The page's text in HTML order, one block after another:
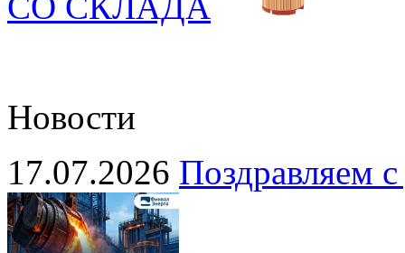
Новости
17.07.2026 Поздравляем